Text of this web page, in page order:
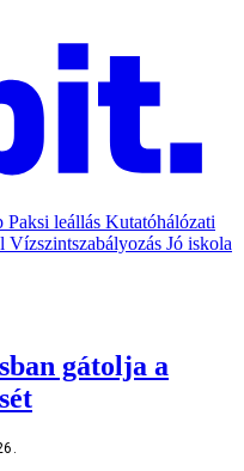
Paksi leállás Kutatóhálózati
Vízszintszabályozás Jó iskola
gátolja a